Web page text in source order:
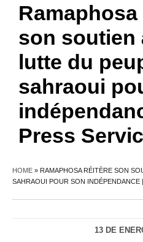
son soutien
lutte du
sahraoui
Press
HOME » RAMAPHOSA RÉITÈRE SON
SAHRAOUI POUR SON INDÉPENDANCE
13 DE